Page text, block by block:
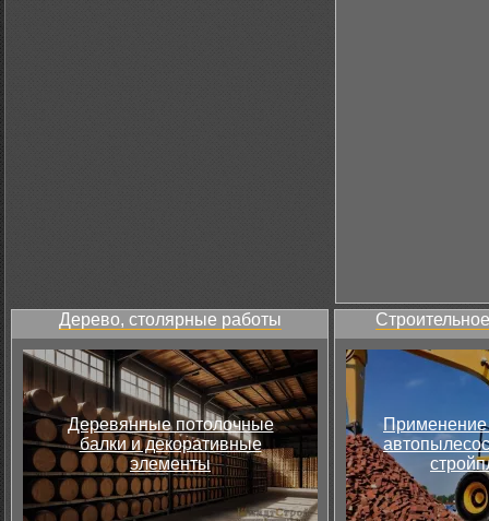
Дерево, столярные работы
Деревянные потолочные
балки и декоративные
элементы
Применение